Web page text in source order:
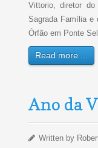
Vittorio, diretor do
Sagrada Família e
Órfão em Ponte
Read more ...
Ano da
Written by